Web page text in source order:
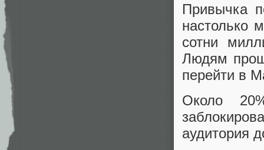
Привычка
настолько
сотни
Людям
перейти в
Около
аудитория